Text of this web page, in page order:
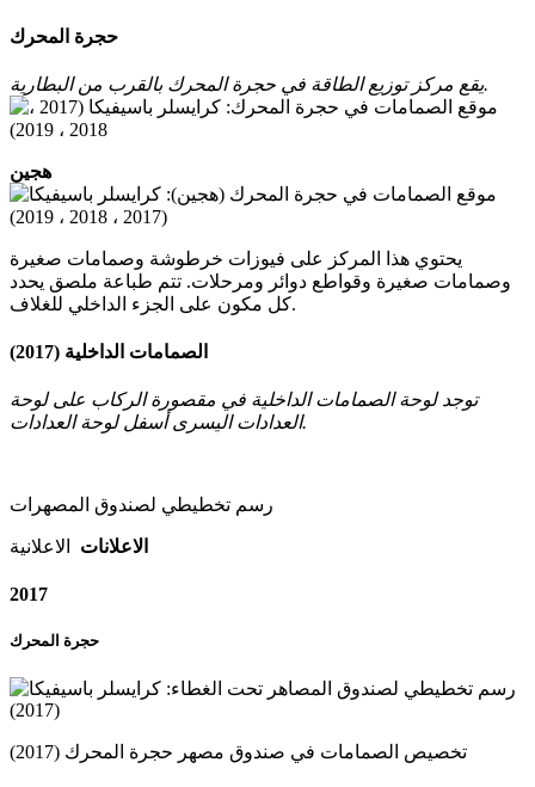
حجرة المحرك
يقع مركز توزيع الطاقة في حجرة المحرك بالقرب من البطارية.
هجين
يحتوي هذا المركز على فيوزات خرطوشة وصمامات صغيرة
وصمامات صغيرة وقواطع دوائر ومرحلات. تتم طباعة ملصق يحدد
كل مكون على الجزء الداخلي للغلاف.
الصمامات الداخلية (2017)
توجد لوحة الصمامات الداخلية في مقصورة الركاب على لوحة
العدادات اليسرى أسفل لوحة العدادات.
رسم تخطيطي لصندوق المصهرات
الاعلانات الاعلانية
2017
حجرة المحرك
تخصيص الصمامات في صندوق مصهر حجرة المحرك (2017)